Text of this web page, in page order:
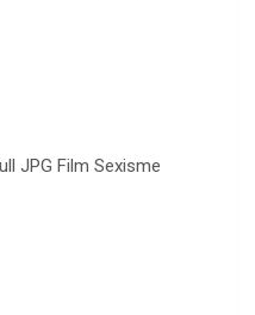
JPG Film Sexisme